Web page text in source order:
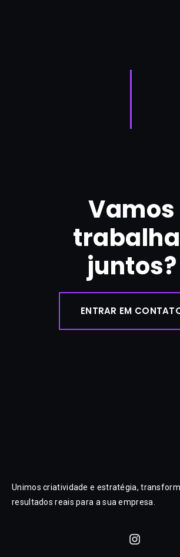
Vamos
juntos?
ENTRAR EM
Unimos criatividade e estratégia,
resultados reais para a sua empresa.